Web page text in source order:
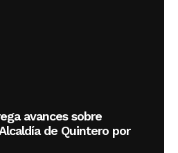
avances sobre
de Quintero por